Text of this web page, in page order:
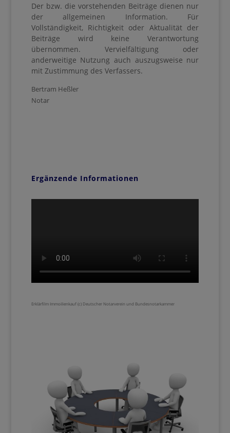
Der bzw. die vorstehenden Beiträge dienen nur
der allgemeinen Information. Für
Vollständigkeit, Richtigkeit oder Aktualität der
Beiträge wird keine Verantwortung
übernommen. Vervielfältigung oder
anderweitige Nutzung auch auszugsweise nur
mit Zustimmung des Verfassers.
Bertram Heßler
Notar
Ergänzende Informationen
Erklärfilm Immoilienkauf (c) Deutscher Notarverein und Bundesnotarkammer